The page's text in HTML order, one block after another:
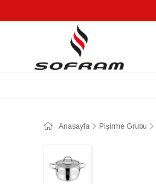
Anasayfa Pişirme Grubu